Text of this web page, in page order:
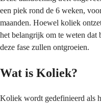
een piek rond de 6 weken,
maanden. Hoewel koliek
het belangrijk om te weten dat
deze fase zullen ontgroeien.
Wat is Koliek?
Koliek wordt gedefinieerd als